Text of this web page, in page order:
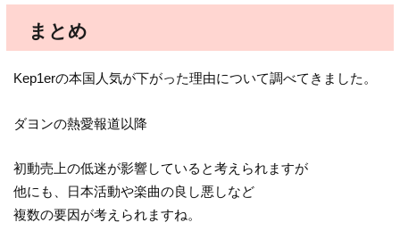
まとめ
Kep1erの本国人気が下がった理由について調べてきました。
ダヨンの熱愛報道以降
初動売上の低迷が影響していると考えられますが
他にも、日本活動や楽曲の良し悪しなど
複数の要因が考えられますね。